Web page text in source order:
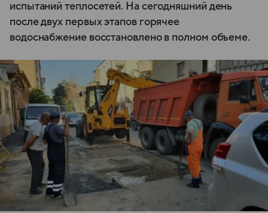
испытаний теплосетей. На сегодняшний день
после двух первых этапов горячее
водоснабжение восстановлено в полном объеме.